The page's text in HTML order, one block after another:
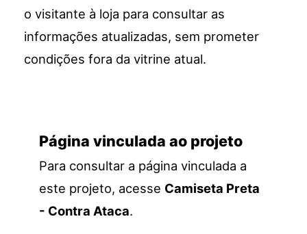
o visitante à loja para consultar as
informações atualizadas, sem prometer
condições fora da vitrine atual.
Página vinculada ao projeto
Para consultar a página vinculada a
este projeto, acesse Camiseta Preta
- Contra Ataca.